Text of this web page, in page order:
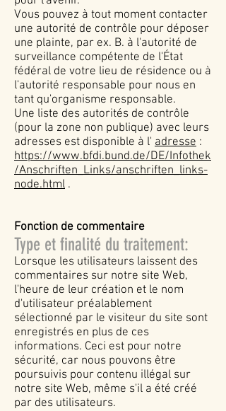
Vous pouvez à tout moment contacter
une autorité de contrôle pour déposer
une plainte, par ex. B. à l'autorité de
surveillance compétente de l'État
fédéral de votre lieu de résidence ou à
l'autorité responsable pour nous en
tant qu'organisme responsable.
Une liste des autorités de contrôle
(pour la zone non publique) avec leurs
adresses est disponible à l' adresse :
https://www.bfdi.bund.de/DE/Infothek
/Anschriften_Links/anschriften_links-
node.html .
Fonction de commentaire
Type et finalité du traitement:
Lorsque les utilisateurs laissent des
commentaires sur notre site Web,
l'heure de leur création et le nom
d'utilisateur préalablement
sélectionné par le visiteur du site sont
enregistrés en plus de ces
informations. Ceci est pour notre
sécurité, car nous pouvons être
poursuivis pour contenu illégal sur
notre site Web, même s'il a été créé
par des utilisateurs.